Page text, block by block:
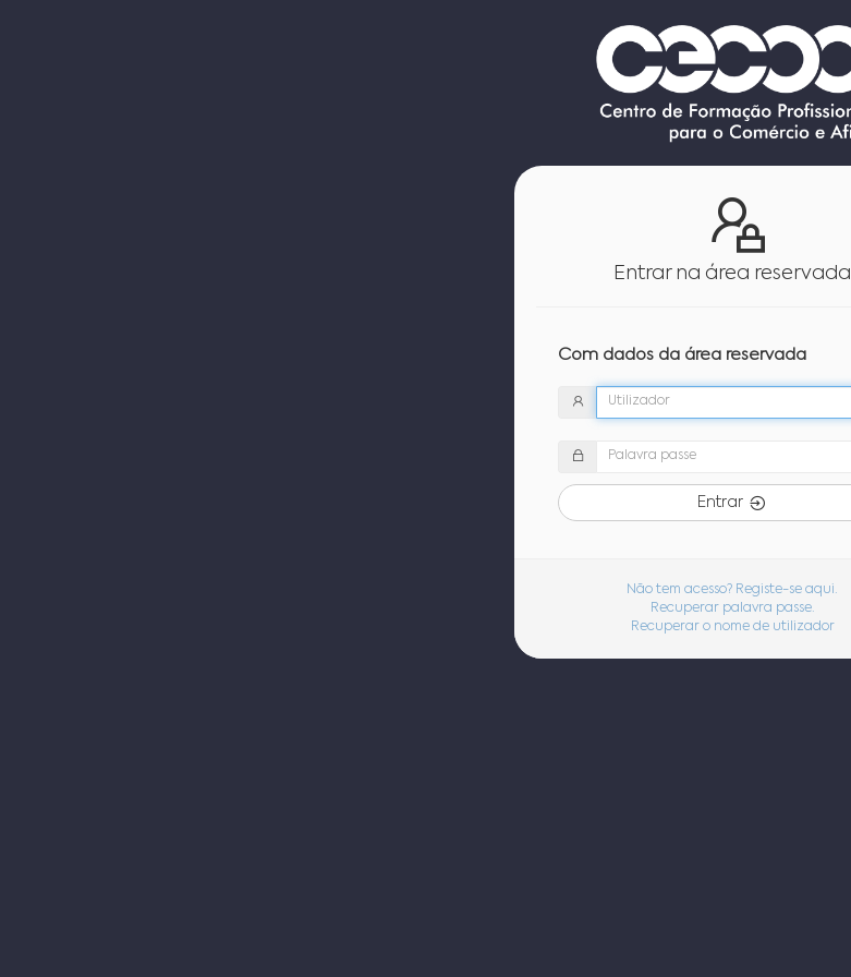
Entrar na área reservada
Com dados da área reservada
Entrar
Não tem acesso? Registe-se aqui.
Recuperar palavra passe.
Recuperar o nome de utilizador